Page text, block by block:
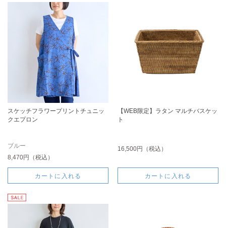
スケッチフラワープリントチュニッ
クエプロン
ブルー
8,470円（税込）
カートに入れる
【WEB限定】ラタン マルチバスケッ
ト
16,500円（税込）
カートに入れる